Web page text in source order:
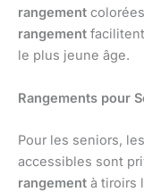
rangement
rangement
le plus jeune âge.
Rangements pour
Pour les seniors,
accessibles sont
rangement à tiroirs